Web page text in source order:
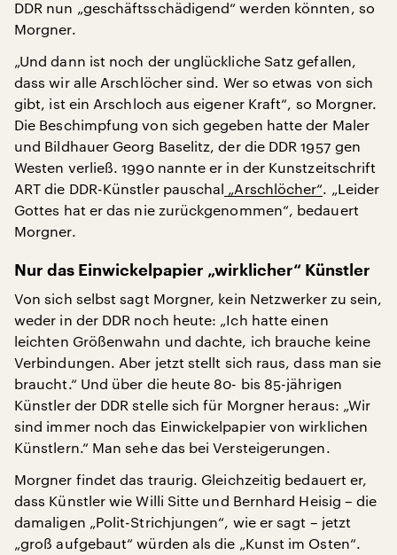
DDR nun „geschäftsschädigend“ werden könnten, so
Morgner.
„Und dann ist noch der unglückliche Satz gefallen,
dass wir alle Arschlöcher sind. Wer so etwas von sich
gibt, ist ein Arschloch aus eigener Kraft“, so Morgner.
Die Beschimpfung von sich gegeben hatte der Maler
und Bildhauer Georg Baselitz, der die DDR 1957 gen
Westen verließ. 1990 nannte er in der Kunstzeitschrift
ART die DDR-Künstler pauschal „Arschlöcher“. „Leider
Gottes hat er das nie zurückgenommen“, bedauert
Morgner.
Nur das Einwickelpapier „wirklicher“ Künstler
Von sich selbst sagt Morgner, kein Netzwerker zu sein,
weder in der DDR noch heute: „Ich hatte einen
leichten Größenwahn und dachte, ich brauche keine
Verbindungen. Aber jetzt stellt sich raus, dass man sie
braucht.“ Und über die heute 80- bis 85-jährigen
Künstler der DDR stelle sich für Morgner heraus: „Wir
sind immer noch das Einwickelpapier von wirklichen
Künstlern.“ Man sehe das bei Versteigerungen.
Morgner findet das traurig. Gleichzeitig bedauert er,
dass Künstler wie Willi Sitte und Bernhard Heisig – die
damaligen „Polit-Strichjungen“, wie er sagt – jetzt
„groß aufgebaut“ würden als die „Kunst im Osten“.